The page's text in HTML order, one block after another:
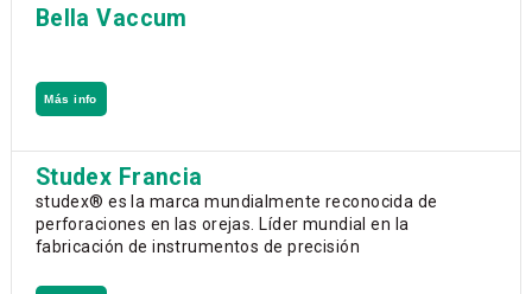
Bella Vaccum
Más info
Studex Francia
studex® es la marca mundialmente reconocida de
perforaciones en las orejas. Líder mundial en la
fabricación de instrumentos de precisión